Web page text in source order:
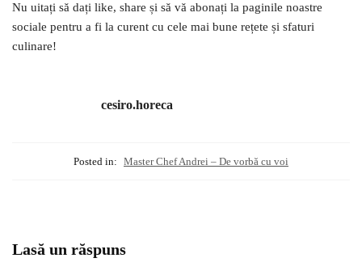
Nu uitați să dați like, share și să vă abonați la paginile noastre
sociale pentru a fi la curent cu cele mai bune rețete și sfaturi
culinare!
cesiro.horeca
Posted in: Master Chef Andrei – De vorbă cu voi
Lasă un răspuns